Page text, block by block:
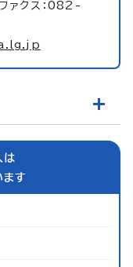
クス：082-
は
ます